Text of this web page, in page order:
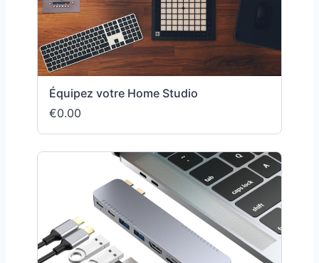
Équipez votre Home Studio
€0.00